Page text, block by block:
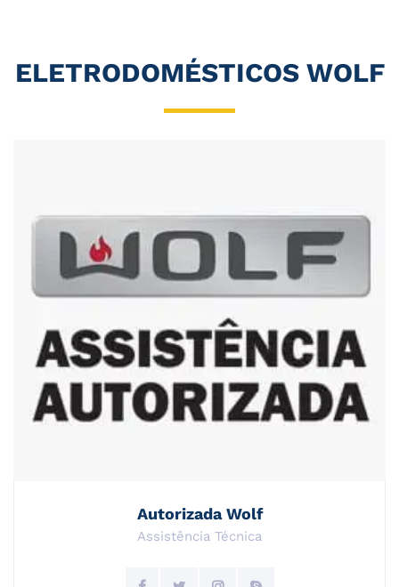
ELETRODOMÉSTICOS WOLF
Autorizada Wolf
Assistência Técnica